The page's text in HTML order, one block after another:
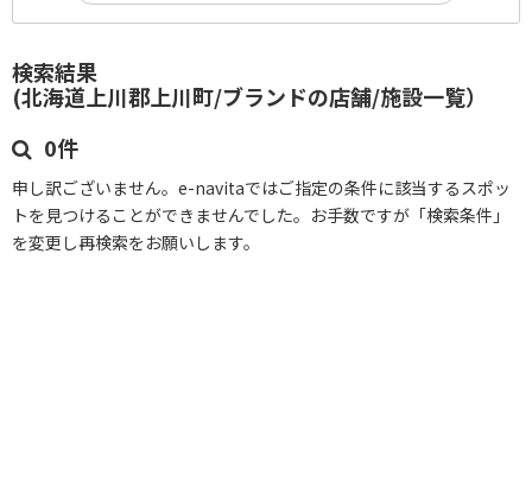
検索結果
(北海道上川郡上川町/ブランドの店舗/施設一覧）
0件
申し訳ございません。e-navitaではご指定の条件に該当するスポッ
トを見つけることができませんでした。お手数ですが「検索条件」
を変更し再検索をお願いします。